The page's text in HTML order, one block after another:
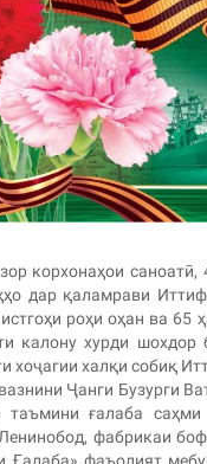
корхонаҳои
дар қаламрави
роҳи оҳан ва 65
калону хурди
хоҷагии халқи собиқ
Ҷанги Бузурги
таъмини ғалаба
фабрикаи